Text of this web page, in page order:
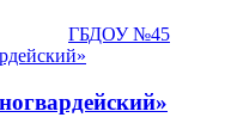
ГБДОУ №45